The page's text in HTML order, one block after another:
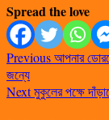
Spread the love
Previousআপনার
জন্যে
Nextমুকুলের পক্ষে